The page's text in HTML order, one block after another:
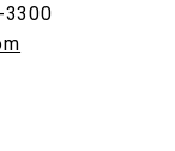
3300